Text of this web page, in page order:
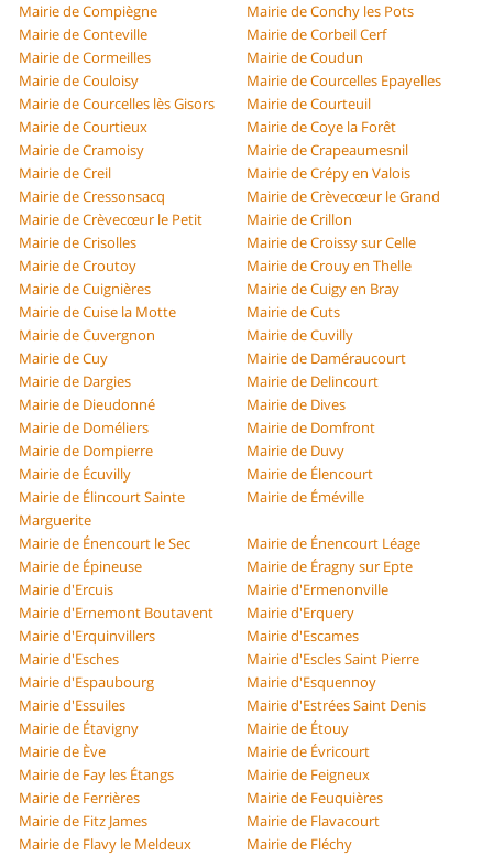
Mairie de Compiègne
Mairie de Conchy les Pots
Mairie de Conteville
Mairie de Corbeil Cerf
Mairie de Cormeilles
Mairie de Coudun
Mairie de Couloisy
Mairie de Courcelles Epayelles
Mairie de Courcelles lès Gisors
Mairie de Courteuil
Mairie de Courtieux
Mairie de Coye la Forêt
Mairie de Cramoisy
Mairie de Crapeaumesnil
Mairie de Creil
Mairie de Crépy en Valois
Mairie de Cressonsacq
Mairie de Crèvecœur le Grand
Mairie de Crèvecœur le Petit
Mairie de Crillon
Mairie de Crisolles
Mairie de Croissy sur Celle
Mairie de Croutoy
Mairie de Crouy en Thelle
Mairie de Cuignières
Mairie de Cuigy en Bray
Mairie de Cuise la Motte
Mairie de Cuts
Mairie de Cuvergnon
Mairie de Cuvilly
Mairie de Cuy
Mairie de Daméraucourt
Mairie de Dargies
Mairie de Delincourt
Mairie de Dieudonné
Mairie de Dives
Mairie de Doméliers
Mairie de Domfront
Mairie de Dompierre
Mairie de Duvy
Mairie de Écuvilly
Mairie de Élencourt
Mairie de Élincourt Sainte
Marguerite
Mairie de Éméville
Mairie de Énencourt le Sec
Mairie de Énencourt Léage
Mairie de Épineuse
Mairie de Éragny sur Epte
Mairie d'Ercuis
Mairie d'Ermenonville
Mairie d'Ernemont Boutavent
Mairie d'Erquery
Mairie d'Erquinvillers
Mairie d'Escames
Mairie d'Esches
Mairie d'Escles Saint Pierre
Mairie d'Espaubourg
Mairie d'Esquennoy
Mairie d'Essuiles
Mairie d'Estrées Saint Denis
Mairie de Étavigny
Mairie de Étouy
Mairie de Ève
Mairie de Évricourt
Mairie de Fay les Étangs
Mairie de Feigneux
Mairie de Ferrières
Mairie de Feuquières
Mairie de Fitz James
Mairie de Flavacourt
Mairie de Flavy le Meldeux
Mairie de Fléchy